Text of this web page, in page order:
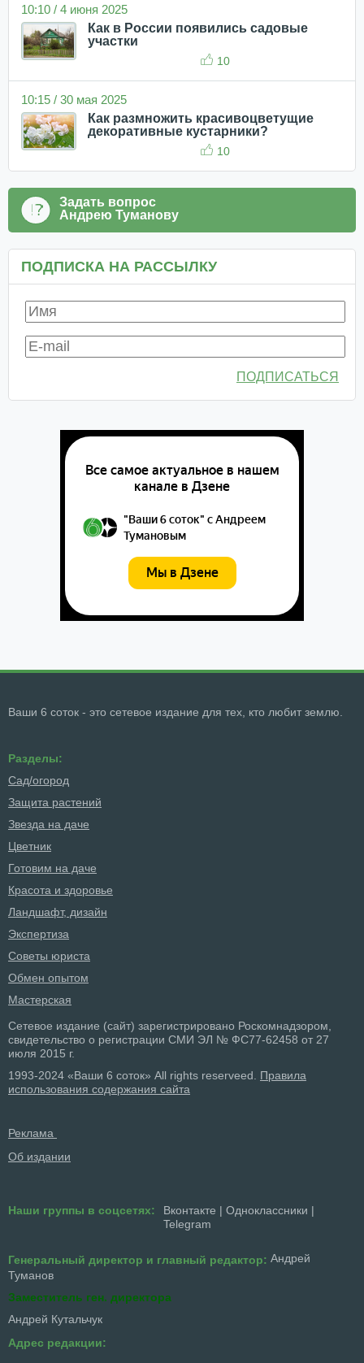
10:10 / 4 июня 2025
Как в России появились садовые
участки
10
10:15 / 30 мая 2025
Как размножить красивоцветущие
декоративные кустарники?
10
Задать вопрос
Андрею Туманову
ПОДПИСКА НА РАССЫЛКУ
ПОДПИСАТЬСЯ
Ваши 6 соток - это сетевое издание для тех, кто любит землю.
Разделы:
Сад/огород
Защита растений
Звезда на даче
Цветник
Готовим на даче
Красота и здоровье
Ландшафт, дизайн
Экспертиза
Советы юриста
Обмен опытом
Мастерская
Сетевое издание (сайт) зарегистрировано Роскомнадзором,
свидетельство о регистрации СМИ ЭЛ № ФС77-62458 от 27
июля 2015 г.
1993-2024 «Ваши 6 соток» All rights reserveed. Правила
использования содержания сайта
Реклама
Об издании
Наши группы в соцсетях: Вконтакте | Одноклассники |
Telegram
Генеральный директор и главный редактор: Андрей
Туманов
Заместитель ген. директора
Андрей Кутальчук
Адрес редакции: